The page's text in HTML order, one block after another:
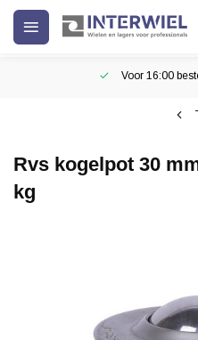
Voor 16:00
Rvs kogelpot 30
kg